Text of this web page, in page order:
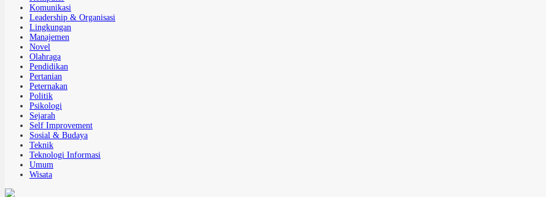
Komunikasi
Leadership & Organisasi
Lingkungan
Manajemen
Novel
Olahraga
Pendidikan
Pertanian
Peternakan
Politik
Psikologi
Sejarah
Self Improvement
Sosial & Budaya
Teknik
Teknologi Informasi
Umum
Wisata